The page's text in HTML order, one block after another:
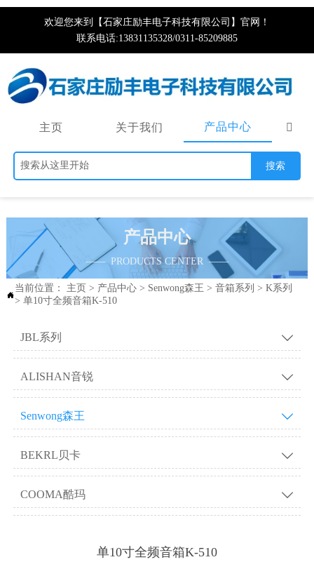
欢迎您来到【石家庄励丰电子科技有限公司】官网！
联系电话:13831135328/0311-85209885
主页 关于我们 产品中心
搜索
产品中心
—— PRODUCTS CENTER ——

当前位置： 主页 > 产品中心> Senwong森王 > 音箱系列 > K系列
> 单10寸全频音箱K-510
JBL系列 
ALISHAN音锐 
Senwong森王 
BEKRL贝卡 
COOMA酷玛 
单10寸全频音箱K-510